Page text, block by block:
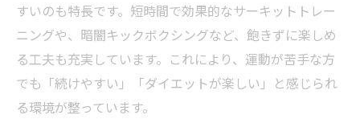
すいのも特長です。短時間で効果的なサーキットトレー
ニングや、暗闇キックボクシングなど、飽きずに楽しめ
る工夫も充実しています。これにより、運動が苦手な方
でも「続けやすい」「ダイエットが楽しい」と感じられ
る環境が整っています。